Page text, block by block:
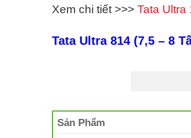
Xem chi tiết >>> Tata Ultra
Tata Ultra 814 (7,5 – 8
Sản Phẩm